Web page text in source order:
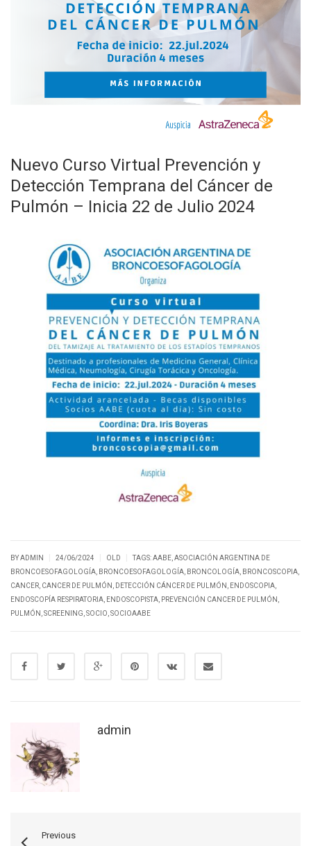
Nuevo Curso Virtual Prevención y
Detección Temprana del Cáncer de
Pulmón – Inicia 22 de Julio 2024
BY ADMIN 24/06/2024 OLD TAGS:AABE ASOCIACIÓN ARGENTINA DE
BRONCOESOFAGOLOGÍA BRONCOESOFAGOLOGÍA BRONCOLOGÍA BRONCOSCOPIA
CANCER CANCER DE PULMÓN DETECCIÓN CÁNCER DE PULMÓN ENDOSCOPIA
ENDOSCOPÍA RESPIRATORIA ENDOSCOPISTA PREVENCIÓN CANCER DE PULMÓN
PULMÓN SCREENING SOCIO SOCIOAABE
admin
Previous